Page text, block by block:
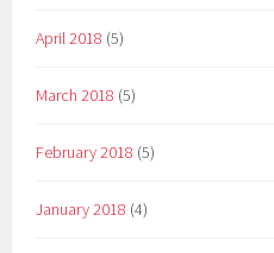
April 2018 (5)
March 2018 (5)
February 2018 (5)
January 2018 (4)